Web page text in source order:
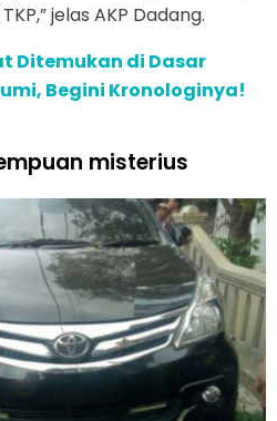
jelas AKP Dadang.
Ditemukan di Dasar
Begini Kronologinya!
misterius